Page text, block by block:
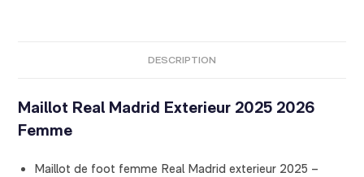
DESCRIPTION
Maillot Real Madrid Exterieur 2025 2026
Femme
Maillot de foot femme Real Madrid exterieur 2025 –